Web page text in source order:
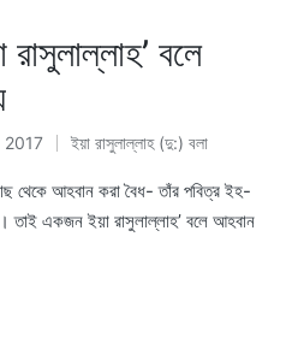
বলে
2017
Posted
in
ইয়া রাসুলাল্লাহ (দু:) বলা
থেকে আহবান করা বৈধ- তাঁর পবিত্র ইহ-
তাই একজন ইয়া রাসুলাল্লাহ’ বলে আহবান